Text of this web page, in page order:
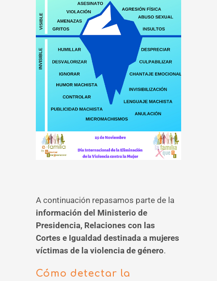
A continuación repasamos parte de la
información del Ministerio de
Presidencia, Relaciones con las
Cortes e Igualdad destinada a mujeres
víctimas de la violencia de género.
Cómo detectar la